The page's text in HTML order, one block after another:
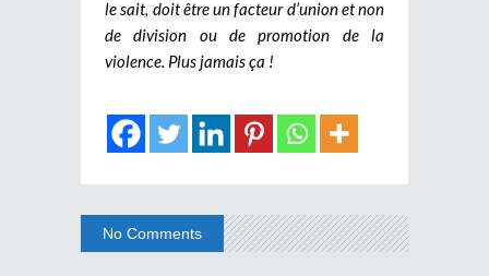
le sait, doit être un facteur d’union et non
de division ou de promotion de la
violence. Plus jamais ça !
No Comments